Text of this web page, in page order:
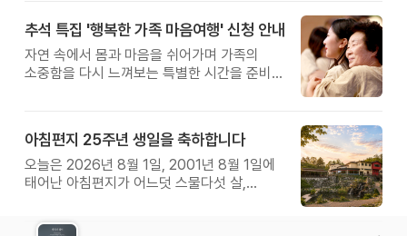
추석 특집 '행복한 가족 마음여행' 신청 안내
자연 속에서 몸과 마음을 쉬어가며 가족의
소중함을 다시 느껴보는 특별한 시간을 준비해
아침편지 25주년 생일을 축하합니다
오늘은 2026년 8월 1일, 2001년 8월 1일에
태어난 아침편지가 어느덧 스물다섯 살,